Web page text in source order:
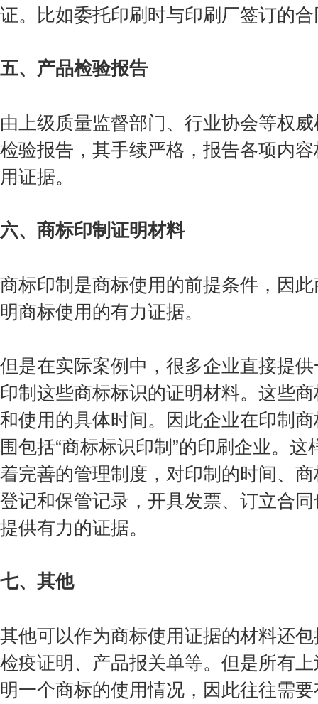
证。比如委托印刷时与印刷厂签订的
五、产品检验报告
由上级质量监督部门、行业协会等权
检验报告，其手续严格，报告各项内
用证据。
六、商标印制证明材料
商标印制是商标使用的前提条件，因
明商标使用的有力证据。
但是在实际案例中，很多企业直接提
印制这些商标标识的证明材料。这些
和使用的具体时间。因此企业在印制
围包括“商标标识印制”的印刷企业。
着完善的管理制度，对印制的时间、
登记和保管记录，开具发票、订立合
提供有力的证据。
七、其他
其他可以作为商标使用证据的材料还
检疫证明、产品报关单等。但是所有
明一个商标的使用情况，因此往往需